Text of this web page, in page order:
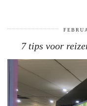
7 tips voor